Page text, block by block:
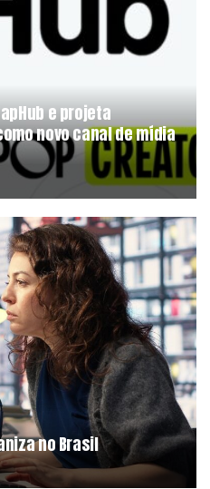
e projeta
novo canal de mídia
no Brasil